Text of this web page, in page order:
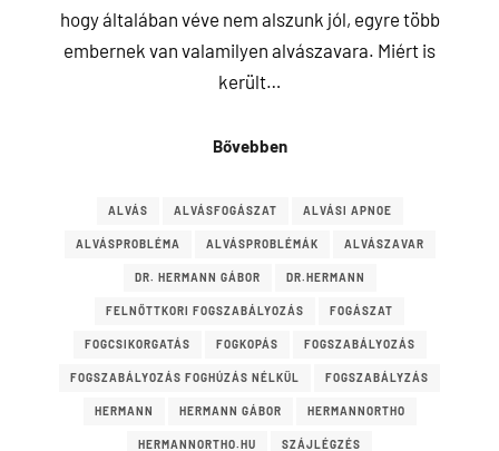
hogy általában véve nem alszunk jól, egyre több
embernek van valamilyen alvászavara. Miért is
került…
Bővebben
ALVÁS ALVÁSFOGÁSZAT ALVÁSI APNOE
ALVÁSPROBLÉMA ALVÁSPROBLÉMÁK ALVÁSZAVAR
DR. HERMANN GÁBOR DR.HERMANN
FELNŐTTKORI FOGSZABÁLYOZÁS FOGÁSZAT
FOGCSIKORGATÁS FOGKOPÁS FOGSZABÁLYOZÁS
FOGSZABÁLYOZÁS FOGHÚZÁS NÉLKÜL FOGSZABÁLYZÁS
HERMANN HERMANN GÁBOR HERMANNORTHO
HERMANNORTHO.HU SZÁJLÉGZÉS